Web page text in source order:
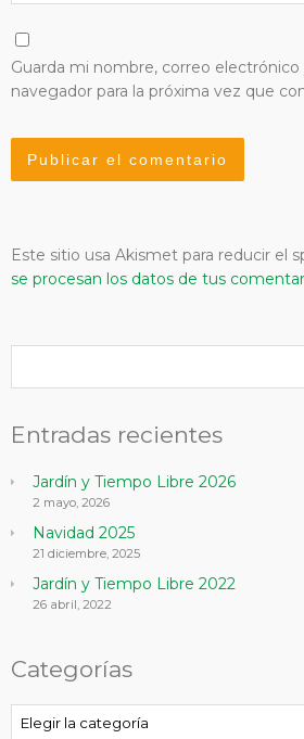
Guarda mi nombre, correo
navegador para la próxima vez que
Este sitio usa Akismet para reducir el
se procesan los datos de tus
Entradas recientes
Jardín y Tiempo Libre 2026
2 mayo, 2026
Navidad 2025
21 diciembre, 2025
Jardín y Tiempo Libre 2022
26 abril, 2022
Categorías
Categorías